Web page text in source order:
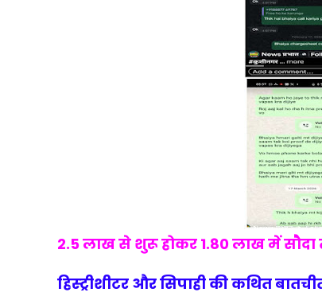
2.5 लाख से शुरू होकर 1.80 लाख में सौदा
हिस्ट्रीशीटर और सिपाही की कथित